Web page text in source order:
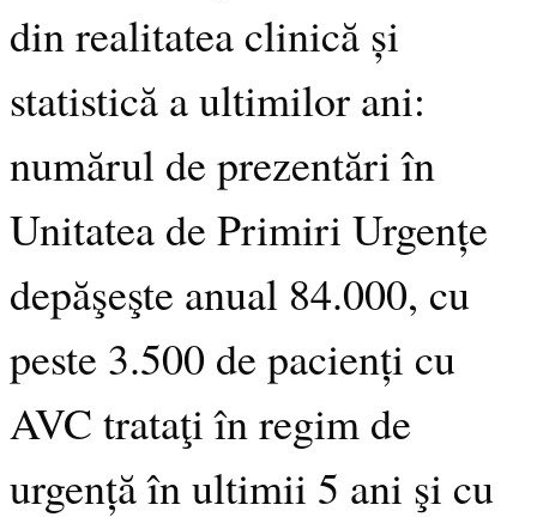
din realitatea clinică și
statistică a ultimilor ani:
numărul de prezentări în
Unitatea de Primiri Urgențe
depăşeşte anual 84.000, cu
peste 3.500 de pacienți cu
AVC trataţi în regim de
urgență în ultimii 5 ani şi cu